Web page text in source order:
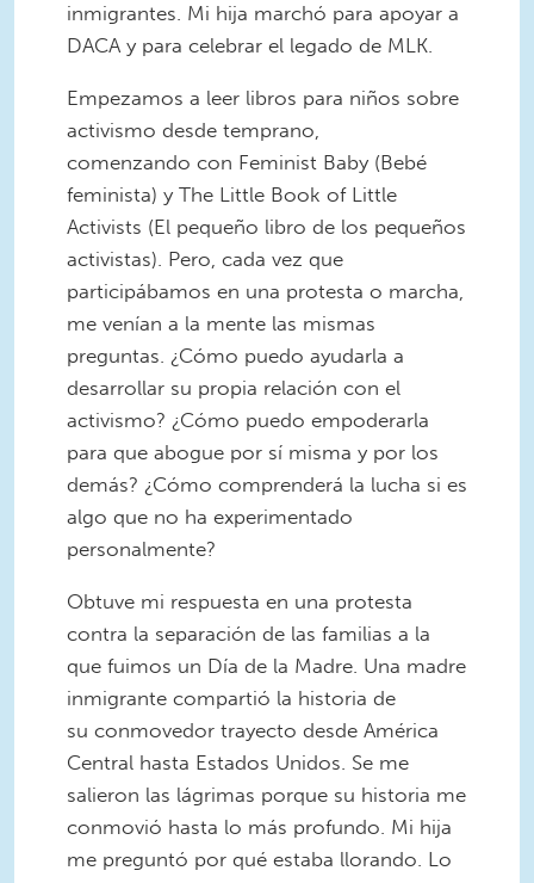
inmigrantes. Mi hija marchó para apoyar a
DACA y para celebrar el legado de MLK.
Empezamos a leer libros para niños sobre
activismo desde temprano,
comenzando con Feminist Baby (Bebé
feminista) y The Little Book of Little
Activists (El pequeño libro de los pequeños
activistas). Pero, cada vez que
participábamos en una protesta o marcha,
me venían a la mente las mismas
preguntas. ¿Cómo puedo ayudarla a
desarrollar su propia relación con el
activismo? ¿Cómo puedo empoderarla
para que abogue por sí misma y por los
demás? ¿Cómo comprenderá la lucha si es
algo que no ha experimentado
personalmente?
Obtuve mi respuesta en una protesta
contra la separación de las familias a la
que fuimos un Día de la Madre. Una madre
inmigrante compartió la historia de
su conmovedor trayecto desde América
Central hasta Estados Unidos. Se me
salieron las lágrimas porque su historia me
conmovió hasta lo más profundo. Mi hija
me preguntó por qué estaba llorando. Lo